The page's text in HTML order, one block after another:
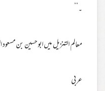
۔‘‘
معالم التنزیل میں ابو حسین بن
عربی